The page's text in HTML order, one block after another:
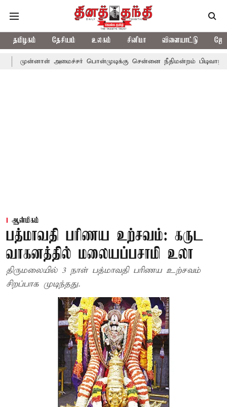
தமிழகம் தேசியம் உலகம் சினிமா விளையாட்டு
அமைச்சர் பொன்முடிக்கு சென்னை நீதிமன்றம் பிடிவாராண்ட்
ஆன்மிகம்
பத்மாவதி பரிணய உற்சவம்: கருட
வாகனத்தில் மலையப்பசாமி உலா
திருமலையில் 3 நாள் பத்மாவதி பரிணய உற்சவம்
சிறப்பாக முடிந்தது.